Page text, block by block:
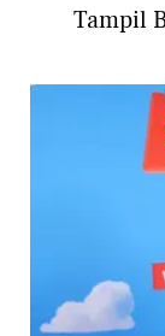
Tampil